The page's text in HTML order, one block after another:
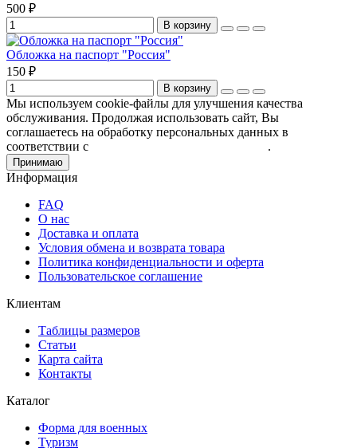
500 ₽
В корзину
Обложка на паспорт "Россия"
150 ₽
В корзину
Мы используем cookie-файлы для улучшения качества
обслуживания. Продолжая использовать сайт, Вы
соглашаетесь на обработку персональных данных в
соответствии с
.
Принимаю
Информация
FAQ
О нас
Доставка и оплата
Условия обмена и возврата товара
Политика конфиденциальности и оферта
Пользовательское соглашение
Клиентам
Таблицы размеров
Статьи
Карта сайта
Контакты
Каталог
Форма для военных
Туризм